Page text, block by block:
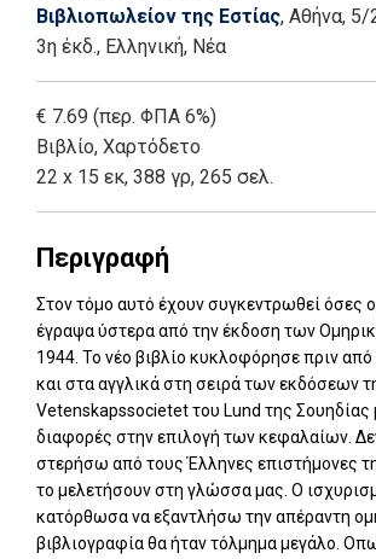
Βιβλιοπωλείον της Εστίας, Αθήνα, 5/
3η έκδ., Ελληνική, Νέα
€ 7.69 (περ. ΦΠΑ 6%)
Βιβλίο, Χαρτόδετο
22 x 15 εκ, 388 γρ, 265 σελ.
Περιγραφή
Στον τόμο αυτό έχουν συγκεντρωθεί όσες
έγραψα ύστερα από την έκδοση των
1944. Το νέο βιβλίο κυκλοφόρησε πριν από
και στα αγγλικά στη σειρά των εκδόσεων
Vetenskapssocietet του Lund της Σουηδίας
διαφορές στην επιλογή των κεφαλαίων.
στερήσω από τους Έλληνες επιστήμονες
το μελετήσουν στη γλώσσα μας. Ο
κατόρθωσα να εξαντλήσω την απέραντη
βιβλιογραφία θα ήταν τόλμημα μεγάλο.